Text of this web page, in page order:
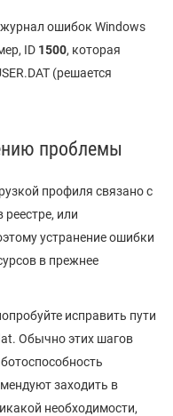
ошибок Windows
ID 1500, которая
(решается
проблемы
профиля связано с
или
устранение ошибки
в прежнее
исправить пути
Обычно этих шагов
заходить в
необходимости,